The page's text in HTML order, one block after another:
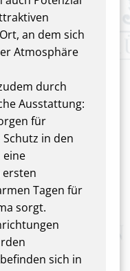
an dem sich
Atmosphäre
durch
Ausstattung:
für
in den
eine
ersten
Tagen für
sorgt.
sich in